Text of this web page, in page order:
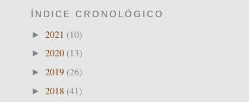
ÍNDICE CRONOLÓGICO
► 2021 (10)
► 2020 (13)
► 2019 (26)
► 2018 (41)